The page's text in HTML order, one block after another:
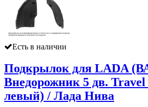
Есть в наличии
Подкрылок для LADA
Внедорожник 5 дв.
левый) / Лада Нива